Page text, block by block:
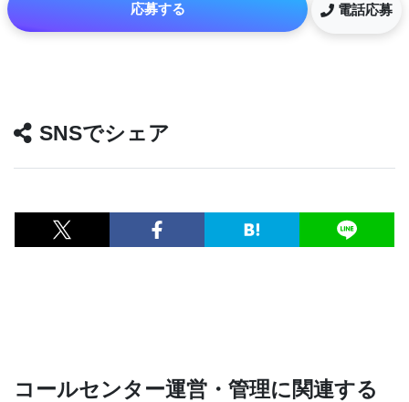
応募する 電話応募
SNSでシェア
コールセンター運営・管理に関連する